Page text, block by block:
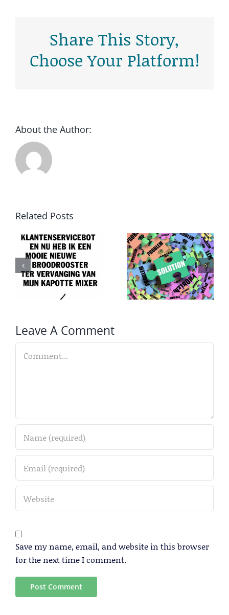
Share This Story,
Choose Your Platform!
About the Author:
Related Posts
Van
probleem
naar
Druk,
druk,
druk
Leave A Comment
Save my name, email, and website in this browser
for the next time I comment.
Cold Calling
Lees meer